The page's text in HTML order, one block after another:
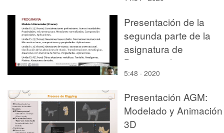
Presentación de la
segunda parte de la
asignatura de
Biomateriales
5:48 · 2020
Presentación AGM:
Modelado y Animación
3D